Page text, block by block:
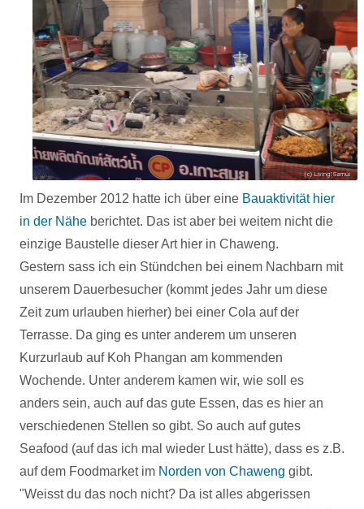
Im Dezember 2012 hatte ich über eine Bauaktivität hier
in der Nähe berichtet. Das ist aber bei weitem nicht die
einzige Baustelle dieser Art hier in Chaweng.
Gestern sass ich ein Stündchen bei einem Nachbarn mit
unserem Dauerbesucher (kommt jedes Jahr um diese
Zeit zum urlauben hierher) bei einer Cola auf der
Terrasse. Da ging es unter anderem um unseren
Kurzurlaub auf Koh Phangan am kommenden
Wochende. Unter anderem kamen wir, wie soll es
anders sein, auch auf das gute Essen, das es hier an
verschiedenen Stellen so gibt. So auch auf gutes
Seafood (auf das ich mal wieder Lust hätte), dass es z.B.
auf dem Foodmarket im Norden von Chaweng gibt.
"Weisst du das noch nicht? Da ist alles abgerissen